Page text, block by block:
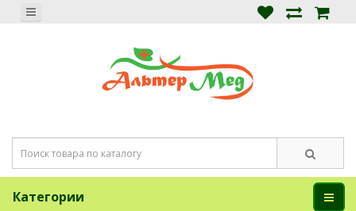
Категории